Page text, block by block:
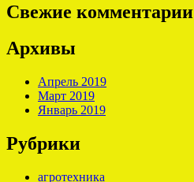
Свежие комментарии
Архивы
Апрель 2019
Март 2019
Январь 2019
Рубрики
агротехника